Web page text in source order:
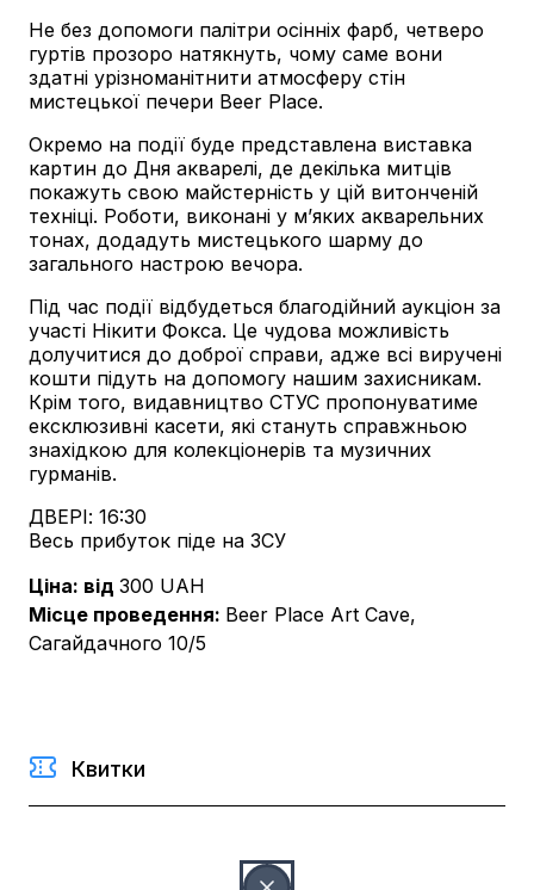
Не без допомоги палітри осінніх фарб, четверо
гуртів прозоро натякнуть, чому саме вони
здатні урізноманітнити атмосферу стін
мистецької печери Beer Place.
Окремо на події буде представлена виставка
картин до Дня акварелі, де декілька митців
покажуть свою майстерність у цій витонченій
техніці. Роботи, виконані у м’яких акварельних
тонах, додадуть мистецького шарму до
загального настрою вечора.
Під час події відбудеться благодійний аукціон за
участі Нікити Фокса. Це чудова можливість
долучитися до доброї справи, адже всі виручені
кошти підуть на допомогу нашим захисникам.
Крім того, видавництво СТУС пропонуватиме
ексклюзивні касети, які стануть справжньою
знахідкою для колекціонерів та музичних
гурманів.
ДВЕРІ: 16:30
Весь прибуток піде на ЗСУ
Ціна: від 300 UAH
Місце проведення: Beer Place Art Cave,
Сагайдачного 10/5
Квитки